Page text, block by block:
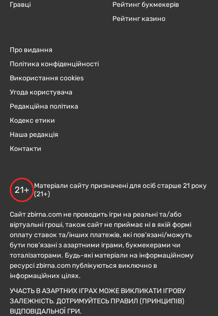
Гравці
Рейтинг букмекерів
Рейтинг казино
Про видання
Політика конфіденційності
Використання cookies
Угода користувача
Редакційна політика
Кодекс етики
Наша редакція
Контакти
21+
Матеріали сайту призначені для осіб старше 21 року
(21+)
Сайт zbirna.com не проводить ігри на реальні та/або
віртуальні гроші, також сайт не приймає ні в якій формі
оплату ставок та/інших платежів, які пов’язані/можуть
бути пов’язані з азартними іграми, букмекерами чи
тоталізаторами. Будь-які матеріали на інформаційному
ресурсі zbirna.com публікуються виключно в
інформаційних цілях.
УЧАСТЬ В АЗАРТНИХ ІГРАХ МОЖЕ ВИКЛИКАТИ ІГРОВУ
ЗАЛЕЖНІСТЬ. ДОТРИМУЙТЕСЬ ПРАВИЛ (ПРИНЦИПІВ)
ВІДПОВІДАЛЬНОЇ ГРИ.